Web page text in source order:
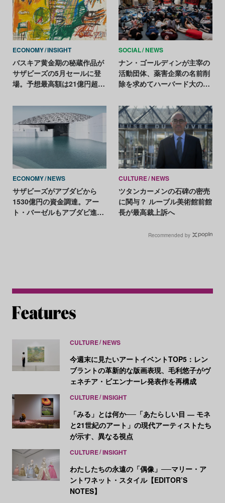
ECONOMY INSIGHT
バスキア黄金期の秘蔵作品が
サザビーズの5月セールに登
場。予想最高額は21億円超、
SOCIAL NEWS
ナン・ゴールディンが主宰の
活動団体、薬害企業の名前削
除を求めてハーバード大の美
ECONOMY NEWS
サザビーズがアブダビから
1530億円の資金調達。アー
ト・バーゼルもアブダビ進出
CULTURE NEWS
ツタンカーメンの石碑の密売
に関与？ ルーブル美術館前館
長が最高裁上訴へ
Recommended by
CULTURE NEWS
今週末に見たいアートイベントTOP5：レン
ブラントの革新的な版画表現、毛利悠子がヴ
ェネチア・ビエンナーレ発表作を再構成
CULTURE INSIGHT
「みる」とは何か──「あたらしい目 ― モネ
と21世紀のアート」の現代アーティストたち
が示す、異なる視点
CULTURE INSIGHT
わたしたちの永遠の「偶像」──マリー・ア
ントワネット・スタイル【EDITOR’S
NOTES】